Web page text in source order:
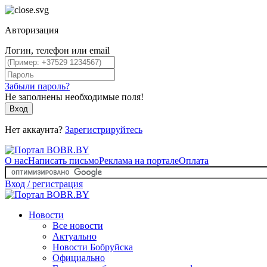
Авторизация
Логин, телефон или email
Забыли пароль?
Не заполнены необходимые поля!
Вход
Нет аккаунта? Зарегистрируйтесь
О насНаписать письмоРеклама на порталеОплата
Вход / регистрация
Новости
Все новости
Актуально
Новости Бобруйска
Официально